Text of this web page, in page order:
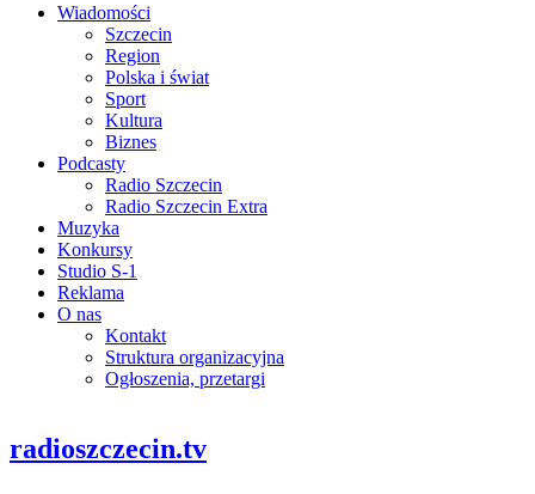
Wiadomości
Szczecin
Region
Polska i świat
Sport
Kultura
Biznes
Podcasty
Radio Szczecin
Radio Szczecin Extra
Muzyka
Konkursy
Studio S-1
Reklama
O nas
Kontakt
Struktura organizacyjna
Ogłoszenia, przetargi
radioszczecin.tv